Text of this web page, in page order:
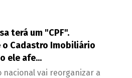
terá um "CPF".
o Cadastro Imobiliário
ele afe...
nacional vai reorganizar a